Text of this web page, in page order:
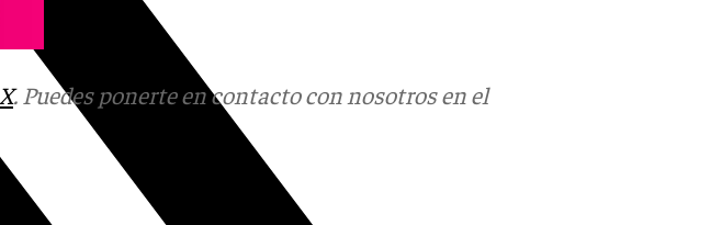
X. Puedes ponerte en contacto con nosotros en el